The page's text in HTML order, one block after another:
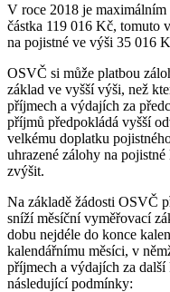
V roce 2018 je
částka 119 016 Kč, tomuto
na pojistné ve výši 35 016
OSVČ si může platbou
základ ve vyšší výši, než
příjmech a výdajích za
příjmů předpokládá vyšší
velkému doplatku
uhrazené zálohy na
zvýšit.
Na základě žádosti OSVČ
sníží měsíční vyměřovací
dobu nejdéle do konce
kalendářnímu měsíci, v
příjmech a výdajích za
následující podmínky: